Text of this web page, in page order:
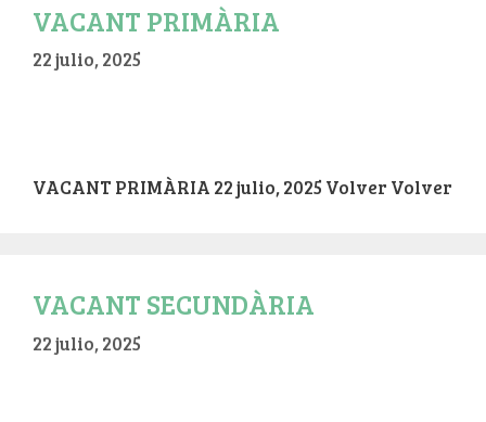
VACANT PRIMÀRIA
22 julio, 2025
VACANT PRIMÀRIA 22 julio, 2025 Volver Volver
VACANT SECUNDÀRIA
22 julio, 2025